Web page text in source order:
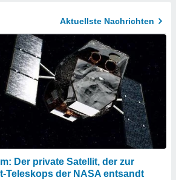
Aktuellste Nachrichten
Der private Satellit, der zur
Teleskops der NASA entsandt